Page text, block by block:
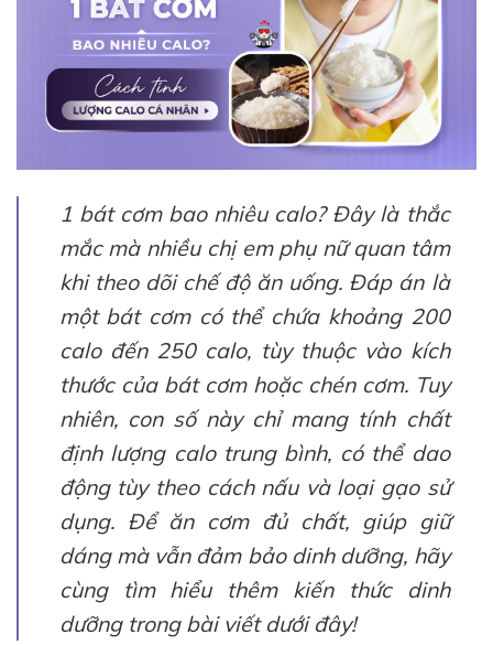
1 bát cơm bao nhiêu calo? Đây là thắc
mắc mà nhiều chị em phụ nữ quan tâm
khi theo dõi chế độ ăn uống. Đáp án là
một bát cơm có thể chứa khoảng 200
calo đến 250 calo, tùy thuộc vào kích
thước của bát cơm hoặc chén cơm. Tuy
nhiên, con số này chỉ mang tính chất
định lượng calo trung bình, có thể dao
động tùy theo cách nấu và loại gạo sử
dụng. Để ăn cơm đủ chất, giúp giữ
dáng mà vẫn đảm bảo dinh dưỡng, hãy
cùng tìm hiểu thêm kiến thức dinh
dưỡng trong bài viết dưới đây!